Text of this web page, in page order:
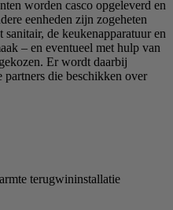
worden casco opgeleverd en
eenheden zijn zogeheten
sanitair, de keukenapparatuur en
– en eventueel met hulp van
Er wordt daarbij
partners die beschikken over
terugwininstallatie